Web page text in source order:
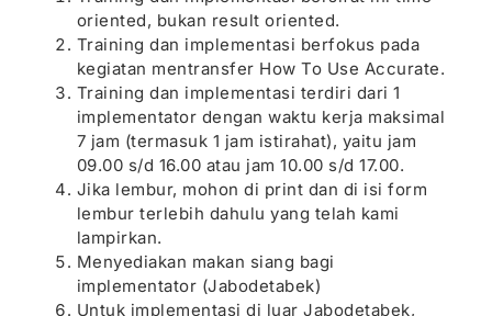
oriented, bukan result oriented.
Training dan implementasi berfokus pada
kegiatan mentransfer How To Use Accurate.
Training dan implementasi terdiri dari 1
implementator dengan waktu kerja maksimal
7 jam (termasuk 1 jam istirahat), yaitu jam
09.00 s/d 16.00 atau jam 10.00 s/d 17.00.
Jika lembur, mohon di print dan di isi form
lembur terlebih dahulu yang telah kami
lampirkan.
Menyediakan makan siang bagi
implementator (Jabodetabek)
Untuk implementasi di luar Jabodetabek,